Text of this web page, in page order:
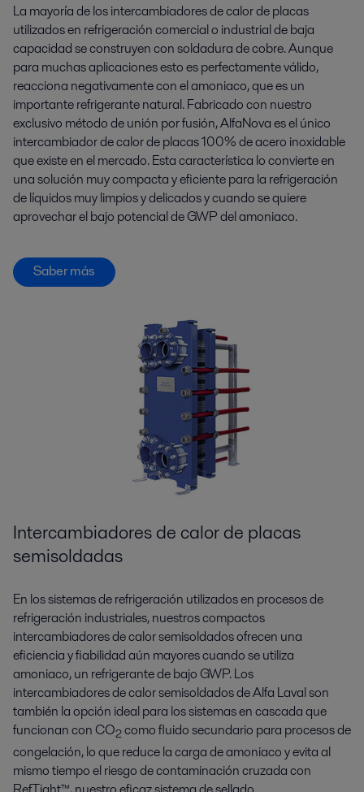
La mayoría de los intercambiadores de calor de placas
utilizados en refrigeración comercial o industrial de baja
capacidad se construyen con soldadura de cobre. Aunque
para muchas aplicaciones esto es perfectamente válido,
reacciona negativamente con el amoniaco, que es un
importante refrigerante natural. Fabricado con nuestro
exclusivo método de unión por fusión, AlfaNova es el único
intercambiador de calor de placas 100% de acero inoxidable
que existe en el mercado. Esta característica lo convierte en
una solución muy compacta y eficiente para la refrigeración
de líquidos muy limpios y delicados y cuando se quiere
aprovechar el bajo potencial de GWP del amoniaco.
Saber más
Intercambiadores de calor de placas
semisoldadas
En los sistemas de refrigeración utilizados en procesos de
refrigeración industriales, nuestros compactos
intercambiadores de calor semisoldados ofrecen una
eficiencia y fiabilidad aún mayores cuando se utiliza
amoniaco, un refrigerante de bajo GWP. Los
intercambiadores de calor semisoldados de Alfa Laval son
también la opción ideal para los sistemas en cascada que
funcionan con CO2como fluido secundario para procesos de
congelación, lo que reduce la carga de amoniaco y evita al
mismo tiempo el riesgo de contaminación cruzada con